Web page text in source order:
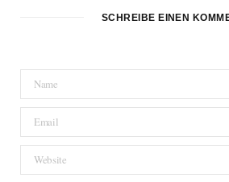
SCHREIBE EINEN